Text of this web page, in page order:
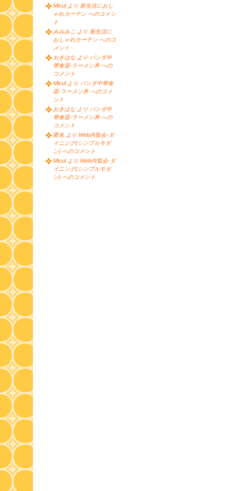
Micul より 新生活におし
ゃれカーテン へのコメン
ト
みみみこ より 新生活に
おしゃれカーテン へのコ
メント
おきはな より パンダ中
華食器-ラーメン丼 への
コメント
Micul より パンダ中華食
器-ラーメン丼 へのコメ
ント
おきはな より パンダ中
華食器-ラーメン丼 への
コメント
匿名 より Web内覧会-ダ
イニング(シンプルモダ
ン) へのコメント
Micul より Web内覧会-ダ
イニング(シンプルモダ
ン) へのコメント